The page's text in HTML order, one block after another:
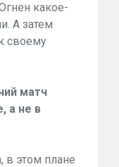
какое-
А затем
своему
матч
а не в
в этом плане